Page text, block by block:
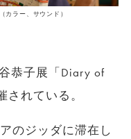
カラー、サウンド）
恭子展「Diary of
されている。
のジッダに滞在し